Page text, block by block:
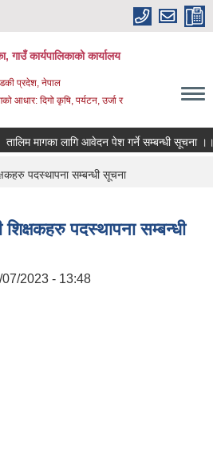
गाउँ कार्यपालिकाको कार्यालय
प्रदेश, नेपाल
आधार: दिगो कृषि, पर्यटन, उर्जा र
मागका लागि आवेदन पेश गर्ने सम्बन्धी सूचना ।।
पदस्थापना सम्बन्धी सूचना
शिक्षकहरु पदस्थापना सम्बन्धी
2023 - 13:48